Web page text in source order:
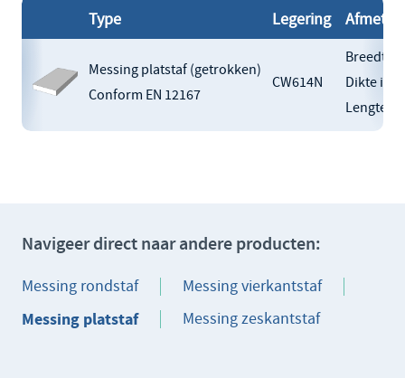
Type Legering
Messing platstaf (getrokken)
Conform EN 12167
CW614N
Breedte
Dikte in
Lengte in
Navigeer direct naar andere producten:
Messing rondstaf Messing vierkantstaf
Messing platstaf Messing zeskantstaf